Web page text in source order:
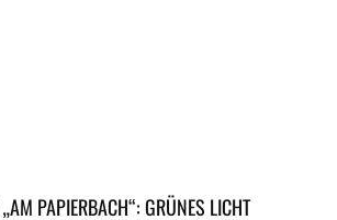
PAPIERBACH“: GRÜNES LICHT